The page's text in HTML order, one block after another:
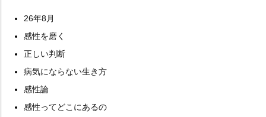
26年8月
感性を磨く
正しい判断
病気にならない生き方
感性論
感性ってどこにあるの